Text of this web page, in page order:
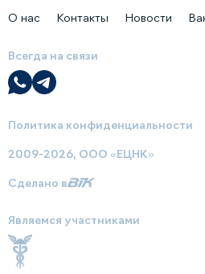
О нас Контакты Новости
Всегда на связи
Политика конфиденциальности
2009-2026, ООО «ЕЦНК»
Сделано в
Являемся участниками